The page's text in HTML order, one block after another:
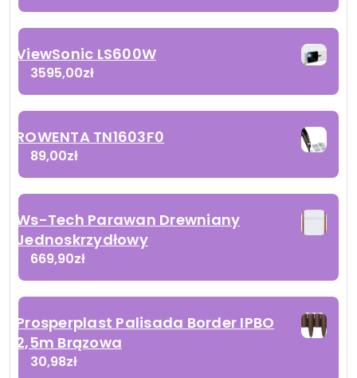
ViewSonic LS600W
3595,00zł
ROWENTA TN1603F0
89,00zł
Ws-Tech Parawan Drewniany
Jednoskrzydłowy
669,90zł
Prosperplast Palisada Border IPBO
2,5m Brązowa
30,98zł